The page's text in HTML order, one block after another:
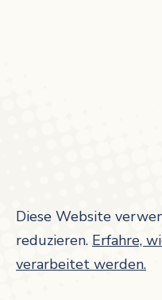
Diese Website
reduzieren. Erfahre,
verarbeitet werden.